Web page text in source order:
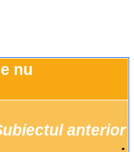
nu
anterior